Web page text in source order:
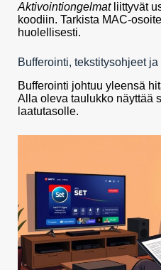
Aktivointiongelmatliittyvät
koodiin. Tarkista MAC-
huolellisesti.
Bufferointi, tekstitysohjeet
Bufferointi johtuu yleensä
Alla oleva taulukko näyttää
laatutasolle.